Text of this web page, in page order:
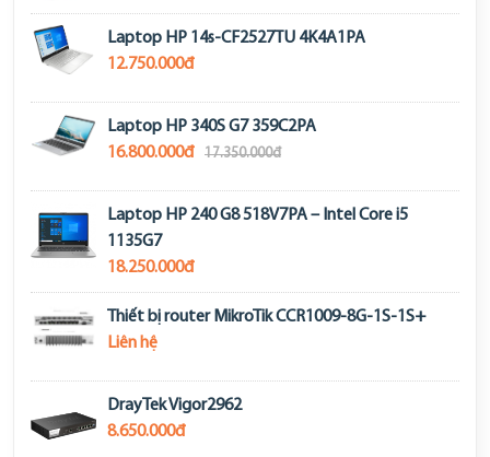
Laptop HP 14s-CF2527TU 4K4A1PA
12.750.000đ
Laptop HP 340S G7 359C2PA
16.800.000đ
17.350.000đ
Laptop HP 240 G8 518V7PA – Intel Core i5
1135G7
18.250.000đ
Thiết bị router MikroTik CCR1009-8G-1S-1S+
Liên hệ
DrayTek Vigor2962
8.650.000đ